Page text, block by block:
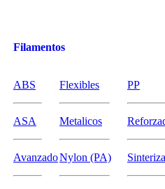
Filamentos
ABS
ASA
Avanzado
Flexibles
Metalicos
Nylon (PA)
PP